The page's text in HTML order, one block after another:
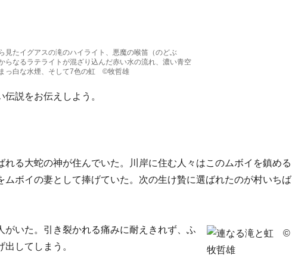
見たイグアスの滝のハイライト、悪魔の喉笛（のどぶ
らなるラテライトが混ざり込んだ赤い水の流れ、濃い青空
っ白な水煙、そして7色の虹 ©牧哲雄
説をお伝えしよう。
る大蛇の神が住んでいた。川岸に住む人々はこのムボイを鎮める
ムボイの妻として捧げていた。次の生け贄に選ばれたのが村いちば
がいた。引き裂かれる痛みに耐えきれず、ふ
してしまう。